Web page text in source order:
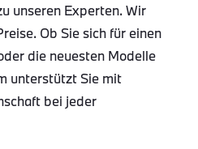
unseren Experten. Wir
Ob Sie sich für einen
die neuesten Modelle
unterstützt Sie mit
bei jeder